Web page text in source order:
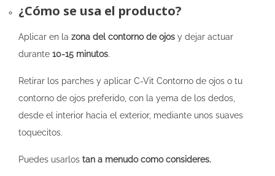
¿Cómo se usa el producto?
Aplicar en la zona del contorno de ojos y dejar actuar
durante 10-15 minutos.
Retirar los parches y aplicar C-Vit Contorno de ojos o tu
contorno de ojos preferido, con la yema de los dedos,
desde el interior hacia el exterior, mediante unos suaves
toquecitos.
Puedes usarlos tan a menudo como consideres.